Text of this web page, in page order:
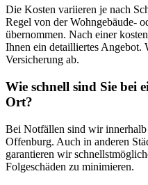
Die Kosten variieren je nach
Regel von der Wohngebäude-
übernommen. Nach einer
Ihnen ein detailliertes Angebot.
Versicherung ab.
Wie schnell sind Sie bei
Ort?
Bei Notfällen sind wir
Offenburg. Auch in anderen
garantieren wir
Folgeschäden zu minimieren.